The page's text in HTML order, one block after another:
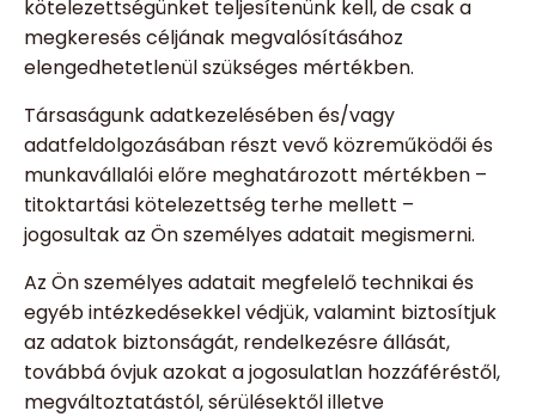
kötelezettségünket teljesítenünk kell, de csak a
megkeresés céljának megvalósításához
elengedhetetlenül szükséges mértékben.
Társaságunk adatkezelésében és/vagy
adatfeldolgozásában részt vevő közreműködői és
munkavállalói előre meghatározott mértékben –
titoktartási kötelezettség terhe mellett –
jogosultak az Ön személyes adatait megismerni.
Az Ön személyes adatait megfelelő technikai és
egyéb intézkedésekkel védjük, valamint biztosítjuk
az adatok biztonságát, rendelkezésre állását,
továbbá óvjuk azokat a jogosulatlan hozzáféréstől,
megváltoztatástól, sérülésektől illetve